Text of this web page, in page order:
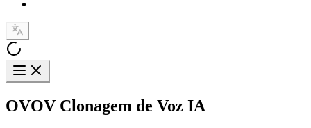
OVOV Clonagem de Voz IA